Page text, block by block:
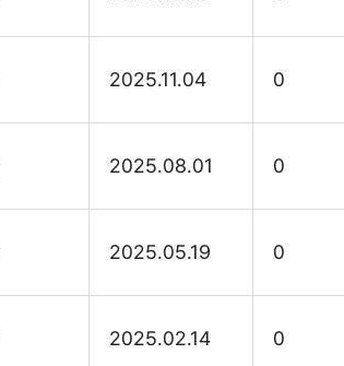
2025.11.04 0
2025.08.01 0
2025.05.19 0
2025.02.14 0